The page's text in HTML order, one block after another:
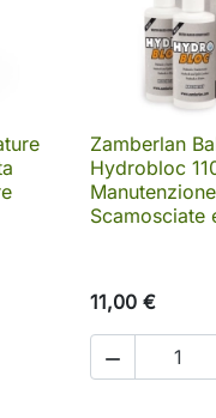
al carrello

Zamberlan
Hydrobloc
Scamosciate
11,00 €
